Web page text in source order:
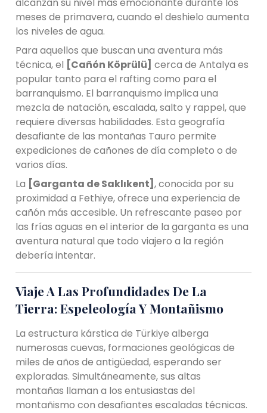
meses de primavera, cuando el deshielo aumenta
los niveles de agua.
Para aquellos que buscan una aventura más
técnica, el [Cañón Köprülü] cerca de Antalya es
popular tanto para el rafting como para el
barranquismo. El barranquismo implica una
mezcla de natación, escalada, salto y rappel, que
requiere diversas habilidades. Esta geografía
desafiante de las montañas Tauro permite
expediciones de cañones de día completo o de
varios días.
La [Garganta de Saklıkent], conocida por su
proximidad a Fethiye, ofrece una experiencia de
cañón más accesible. Un refrescante paseo por
las frías aguas en el interior de la garganta es una
aventura natural que todo viajero a la región
debería intentar.
Viaje A Las Profundidades De La
Tierra: Espeleología Y Montañismo
La estructura kárstica de Türkiye alberga
numerosas cuevas, formaciones geológicas de
miles de años de antigüedad, esperando ser
exploradas. Simultáneamente, sus altas
montañas llaman a los entusiastas del
montañismo con desafiantes escaladas técnicas.